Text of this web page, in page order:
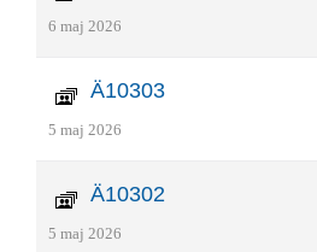
6 maj 2026
Ä10303
5 maj 2026
Ä10302
5 maj 2026